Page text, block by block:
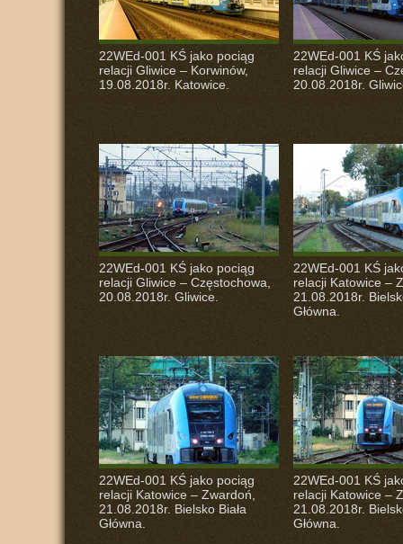
22WEd-001 KŚ jako pociąg
relacji Gliwice – Korwinów,
19.08.2018r. Katowice.
22WEd-001 KŚ
relacji Gliwice –
20.08.2018r.
22WEd-001 KŚ jako pociąg
relacji Gliwice – Częstochowa,
20.08.2018r. Gliwice.
22WEd-001 KŚ
relacji Katowice –
21.08.2018r.
Główna.
22WEd-001 KŚ jako pociąg
relacji Katowice – Zwardoń,
21.08.2018r. Bielsko Biała
Główna.
22WEd-001 KŚ
relacji Katowice –
21.08.2018r.
Główna.